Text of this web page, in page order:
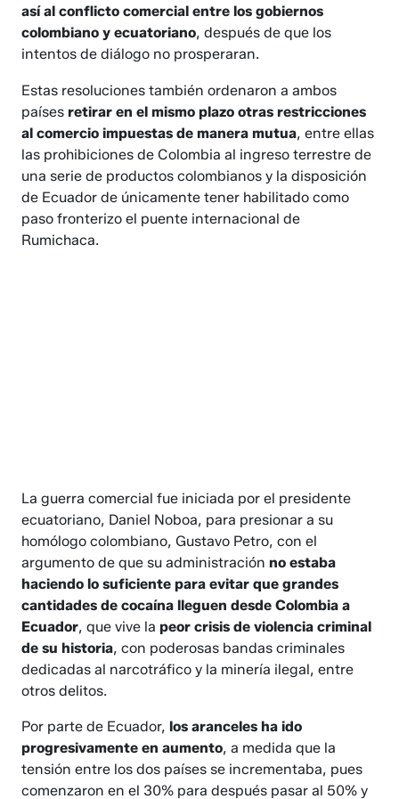
así al conflicto comercial entre los gobiernos
colombiano y ecuatoriano, después de que los
intentos de diálogo no prosperaran.
Estas resoluciones también ordenaron a ambos
paísesretirar en el mismo plazo otras restricciones
al comercio impuestas de manera mutua, entre ellas
las prohibiciones de Colombia al ingreso terrestre de
una serie de productos colombianos y la disposición
de Ecuador de únicamente tener habilitado como
paso fronterizo el puente internacional de
Rumichaca.
La guerra comercial fue iniciada por el presidente
ecuatoriano, Daniel Noboa, para presionar a su
homólogo colombiano, Gustavo Petro, con el
argumento de que su administraciónno estaba
haciendo lo suficiente para evitar que grandes
cantidades de cocaína lleguen desde Colombia a
Ecuador, que vive lapeor crisis de violencia criminal
de su historia, con poderosas bandas criminales
dedicadas al narcotráfico y la minería ilegal, entre
otros delitos.
Por parte de Ecuador, los aranceles ha ido
progresivamente en aumento, a medida que la
tensión entre los dos países se incrementaba, pues
comenzaron en el 30% para después pasar al 50% y